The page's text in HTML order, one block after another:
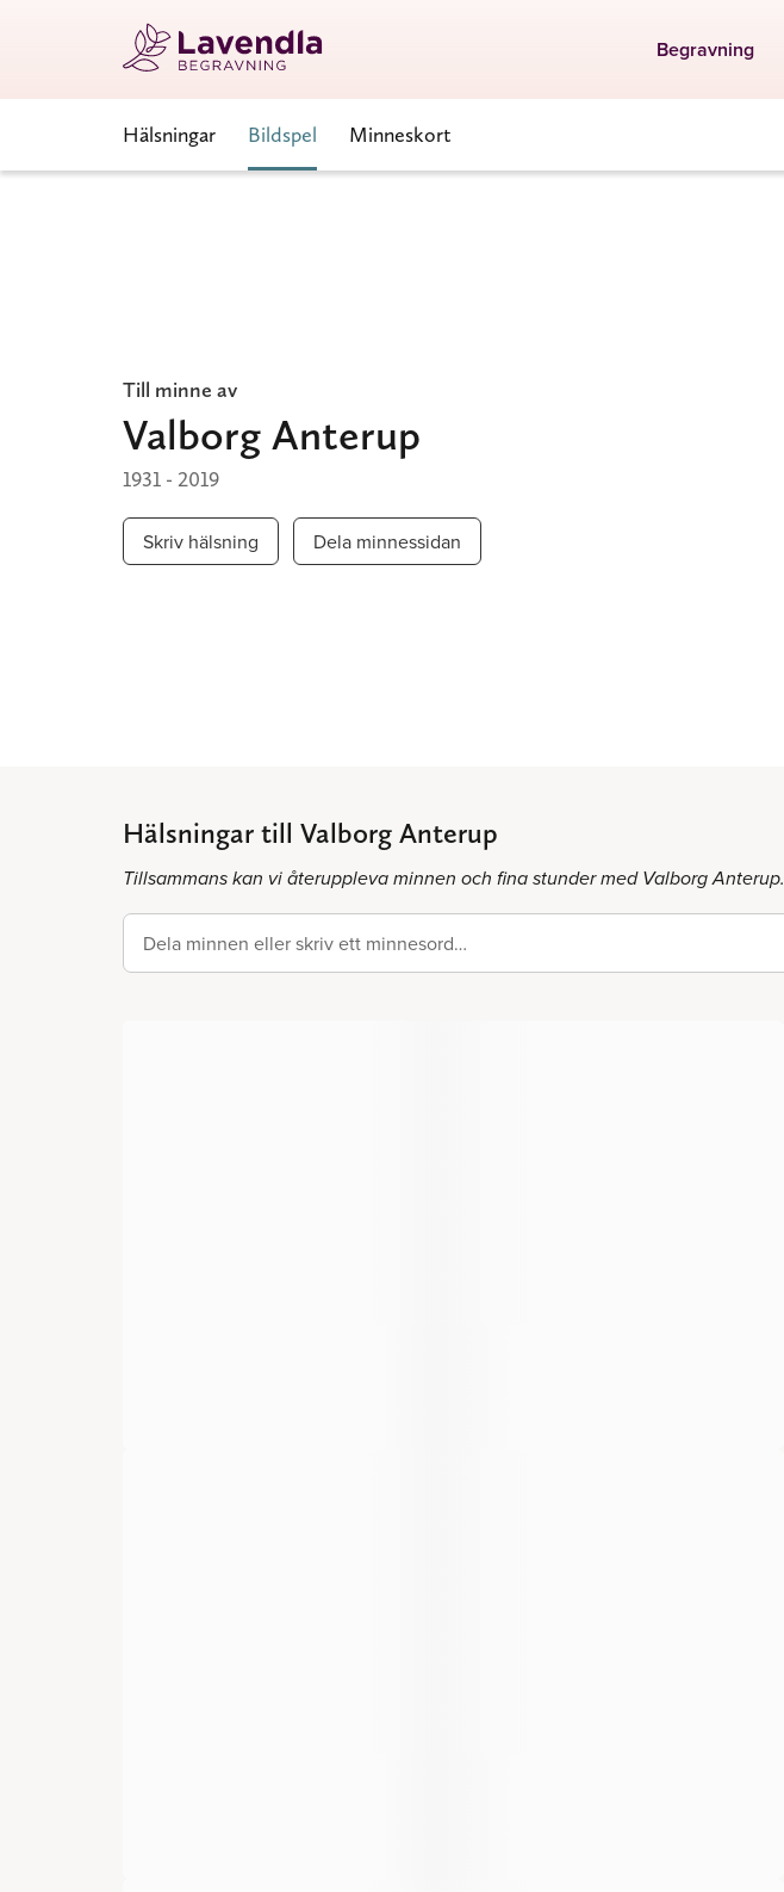
Begravning
Hälsningar Bildspel Minneskort
Till minne av
Valborg Anterup
1931 - 2019
Skriv hälsning Dela minnessidan
Hälsningar till Valborg Anterup
Tillsammans kan vi återuppleva minnen och fina stunder med Valborg Anterup.
Dela minnen eller skriv ett minnesord…